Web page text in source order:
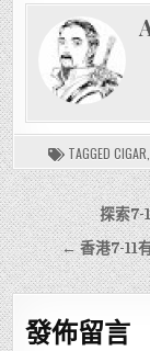
TAGGED CIGAR
文
章
導
覽
探索7-
← 香港7-11
發佈留言